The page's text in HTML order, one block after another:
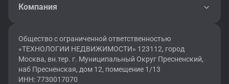
Компания
Общество с ограниченной ответственностью
«ТЕХНОЛОГИИ НЕДВИЖИМОСТИ» 123112, город
Москва, вн.тер. г. Муниципальный Округ Пресненский,
наб Пресненская, дом 12, помещение 1/13
ИНН: 7730017070